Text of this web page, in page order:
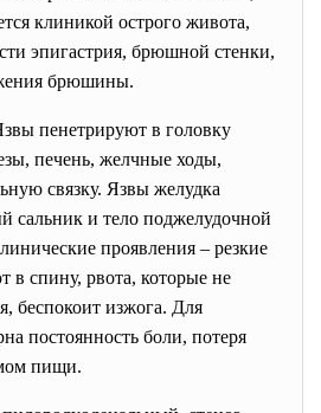
клиникой острого живота,
эпигастрия, брюшной стенки,
брюшины.
пенетрируют в головку
печень, желчные ходы,
связку. Язвы желудка
сальник и тело поджелудочной
проявления – резкие
в спину, рвота, которые не
беспокоит изжога. Для
постоянность боли, потеря
пищи.